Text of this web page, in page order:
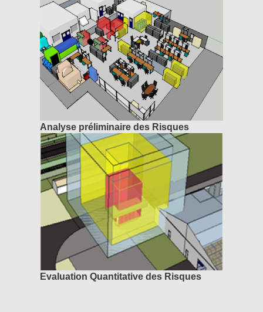
Analyse préliminaire des Risques
Evaluation Quantitative des Risques